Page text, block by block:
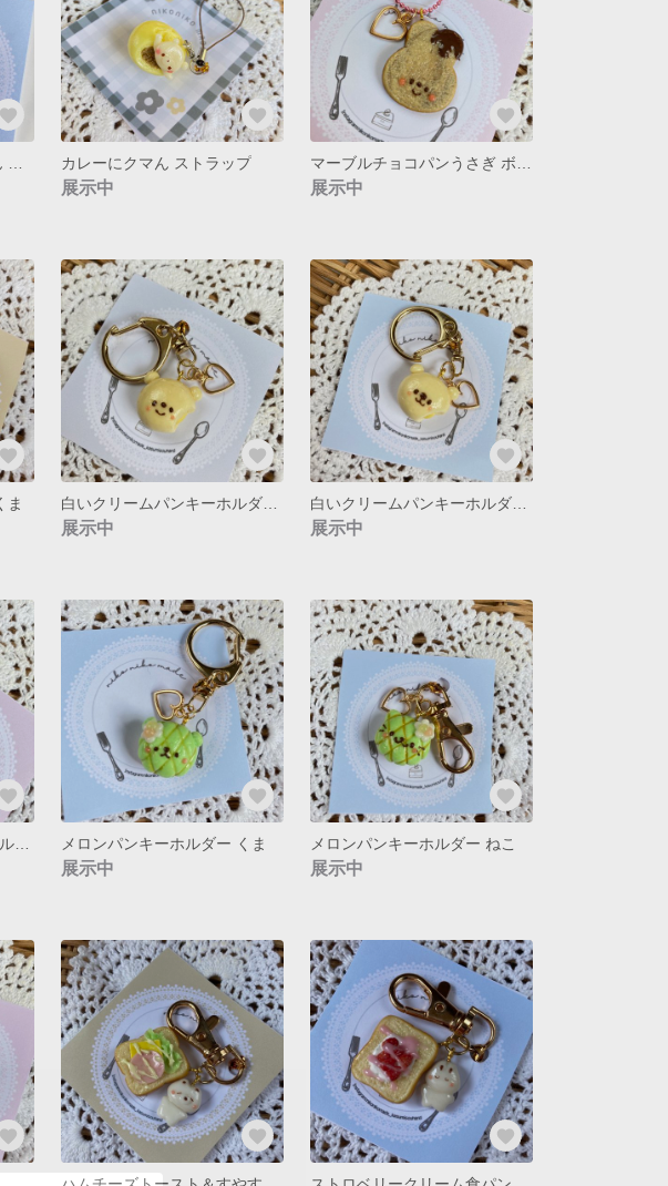
カレーにクマん ストラップ
展示中 展示中
ま
展示中 展示中
クリームメロンパンキーホルダー かじりかけ メロンパンキーホルダー くま
展示中
メロンパンキーホルダー ねこ
展示中